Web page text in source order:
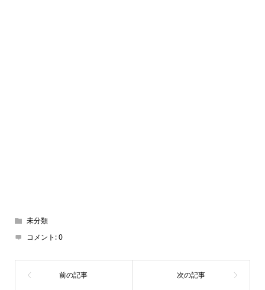
未分類
コメント:0